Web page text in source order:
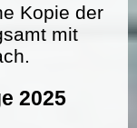
Kopie der
mit
2025